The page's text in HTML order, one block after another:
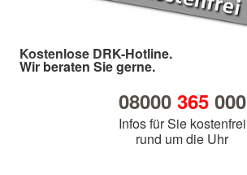
Kostenlose DRK-Hotline.
Wir beraten Sie gerne.
08000 365000
Infos für Sie kostenfrei
rund um die Uhr